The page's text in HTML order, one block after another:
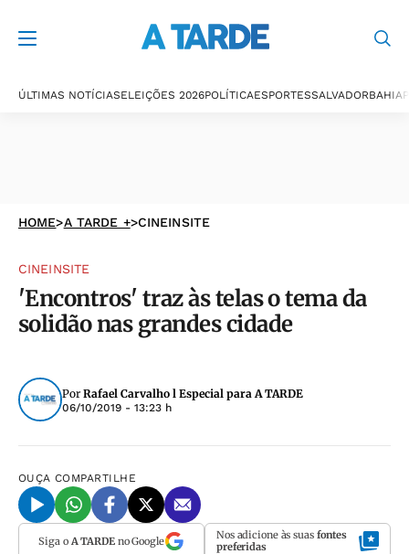
ÚLTIMAS NOTÍCIASELEIÇÕES 2026POLÍTICAESPORTESSALVADORBAHIA
HOME>A TARDE +>CINEINSITE
CINEINSITE
'Encontros' traz às telas o tema da
solidão nas grandes cidade
Por Rafael Carvalho l Especial para A TARDE
06/10/2019 - 13:23 h
OUÇA COMPARTILHE
Siga o A TARDEno Google Nos adicione às suas fontes
preferidas